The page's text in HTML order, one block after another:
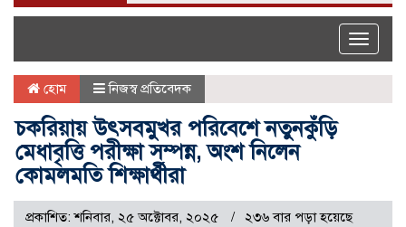
Toggle
হোম নিজস্ব প্রতিবেদক
চকরিয়ায় উৎসবমুখর পরিবেশে নতুনকুঁড়ি
মেধাবৃত্তি পরীক্ষা সম্পন্ন, অংশ নিলেন
কোমলমতি শিক্ষার্থীরা
প্রকাশিত: শনিবার, ২৫ অক্টোবর, ২০২৫ ২৩৬ বার পড়া হয়েছে